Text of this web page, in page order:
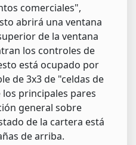
comerciales",
abrirá una ventana
de la ventana
los controles de
está ocupado por
de 3x3 de "celdas de
principales pares
general sobre
de la cartera está
de arriba.